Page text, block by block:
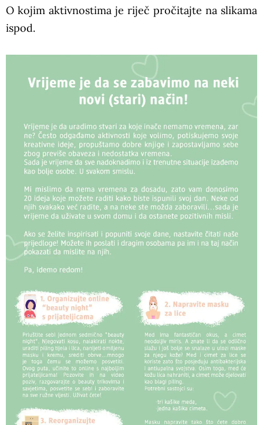
O kojim aktivnostima je riječ pročitajte na slikama
ispod.